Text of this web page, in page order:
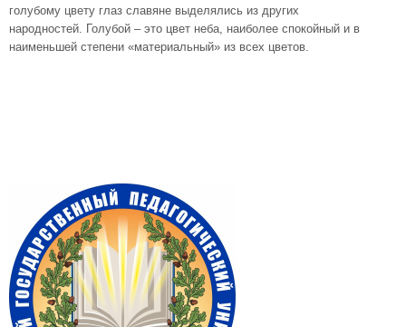
голубому цвету глаз славяне выделялись из других
народностей. Голубой – это цвет неба, наиболее спокойный и в
наименьшей степени «материальный» из всех цветов.